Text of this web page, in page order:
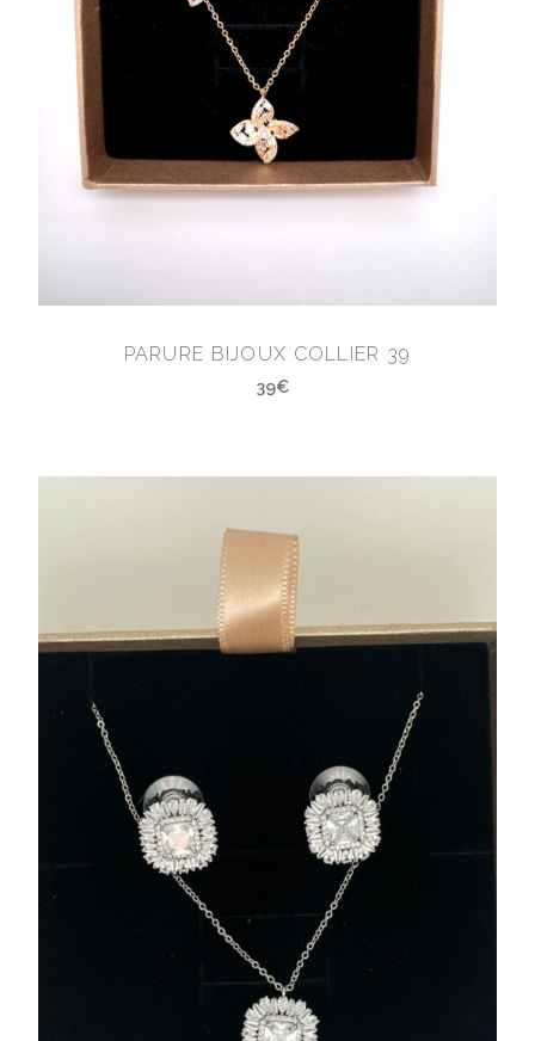
PARURE BIJOUX COLLIER 39
39€